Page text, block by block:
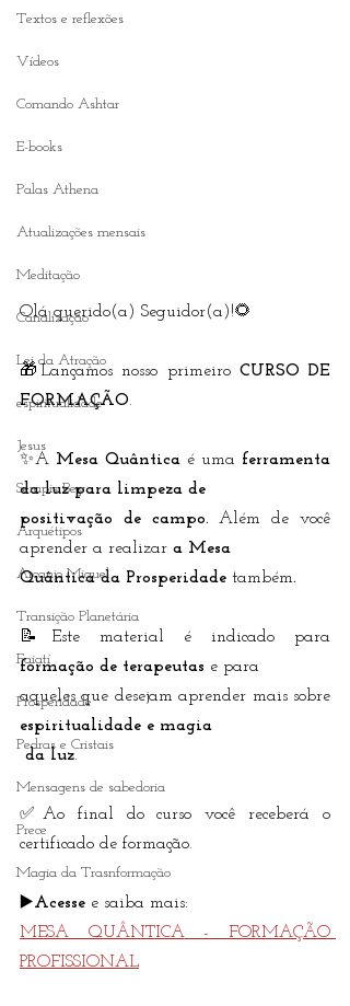
Textos e reflexões
Vídeos
Comando Ashtar
E-books
Palas Athena
Atualizações mensais
Meditação
Canalização
Lei da Atração
espiritualidade
Jesus
Serapis Bey
Arquétipos
Arcanjo Miguel
Transição Planetária
Faiatí
Prosperidade
Pedras e Cristais
Mensagens de sabedoria
Prece
Magia da Trasnformação
Olá querido(a) Seguidor(a)!🌻
🎁Lançamos nosso primeiro CURSO DE
FORMAÇÃO.
✨A Mesa Quântica é uma ferramenta
da luz para limpeza de
positivação de campo. Além de você
aprender a realizar a Mesa
Quântica da Prosperidade também.
formação de terapeutas e para
espiritualidade e magia
da luz.
✅Ao final do curso você receberá o
certificado de formação.
▶️Acesse e saiba mais:
MESA QUÂNTICA - FORMAÇÃO
PROFISSIONAL